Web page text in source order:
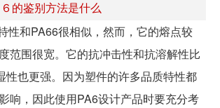
的鉴别方法是什么
性和PA66很相似，然而，它的熔点较
范围很宽。它的抗冲击性和抗溶解性比
性也更强。因为塑件的许多品质特性都
响，因此使用PA6设计产品时要充分考